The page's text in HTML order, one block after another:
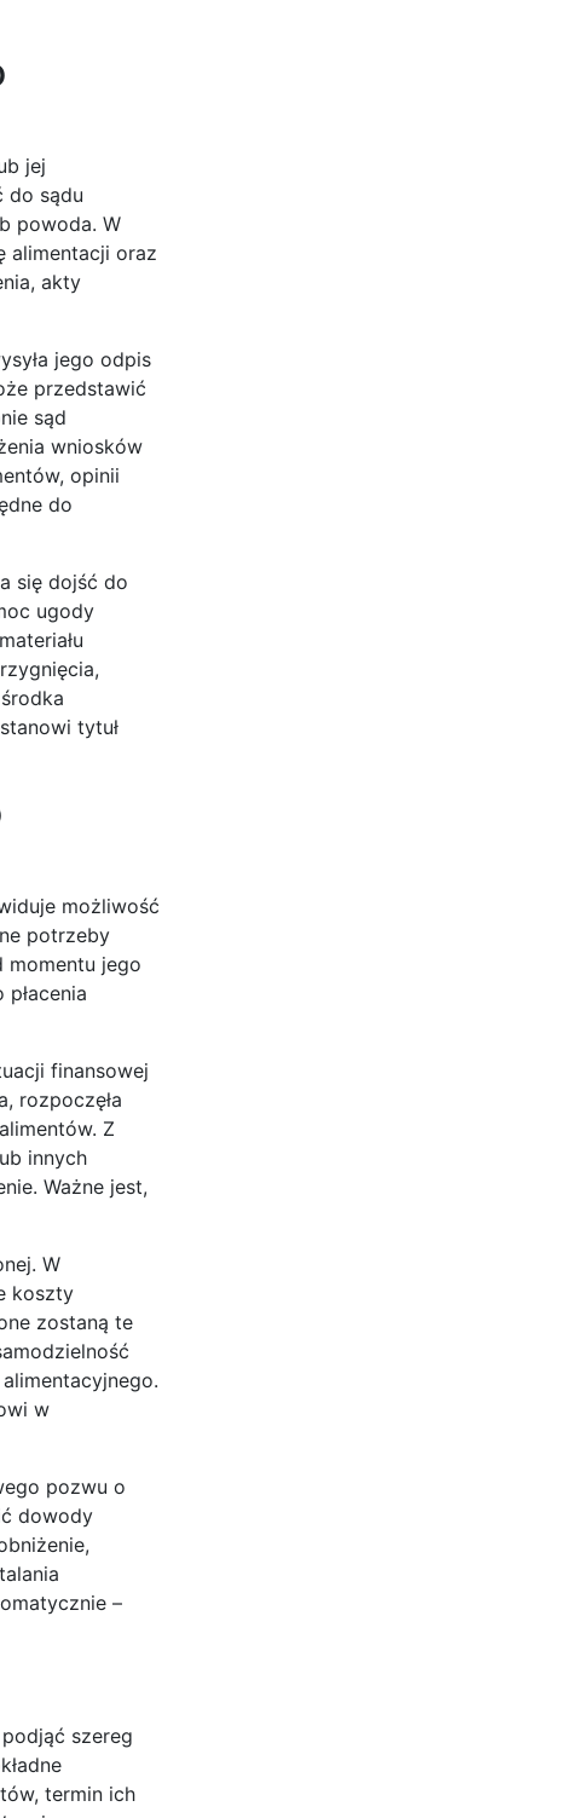
jej
do sądu
powoda. W
alimentacji oraz
akty
jego odpis
przedstawić
sąd
wniosków
opinii
do
się dojść do
ugody
tytuł
możliwość
potrzeby
momentu jego
finansowej
rozpoczęła
Z
innych
Ważne jest,
W
koszty
zostaną te
w
pozwu o
dowody
–
szereg
termin ich